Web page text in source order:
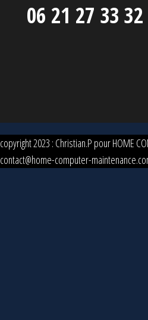
06 21 27 33 32
copyright 2023 : Christian.P pour HOME
contact@home-computer-